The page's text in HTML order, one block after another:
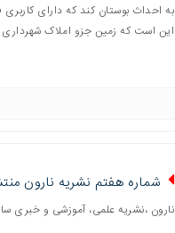
به احداث بوستان کند که دارای
این است که زمین جزو املاک شهرداری
شماره هفتم نشریه نارون
نارون ،نشریه علمی، آموزشی و خبری